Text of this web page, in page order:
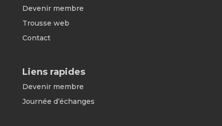
Devenir membre
Trousse web
Contact
Liens rapides
Devenir membre
Journée d’échanges